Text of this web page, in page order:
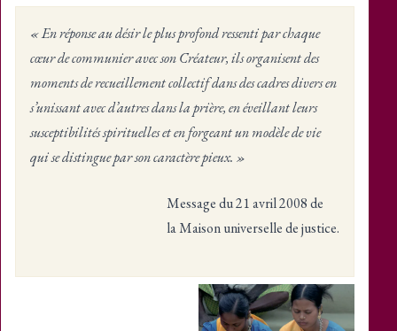
« En réponse au désir le plus profond ressenti par chaque
cœur de communier avec son Créateur, ils organisent des
moments de recueillement collectif dans des cadres divers en
s’unissant avec d’autres dans la prière, en éveillant leurs
susceptibilités spirituelles et en forgeant un modèle de vie
qui se distingue par son caractère pieux. »
Message du 21 avril 2008 de
la Maison universelle de justice.